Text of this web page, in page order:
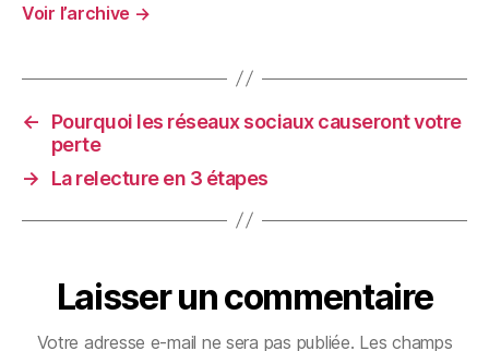
Voir l’archive →
←
Pourquoi les réseaux sociaux causeront votre
perte
→
La relecture en 3 étapes
Laisser un commentaire
Votre adresse e-mail ne sera pas publiée. Les champs